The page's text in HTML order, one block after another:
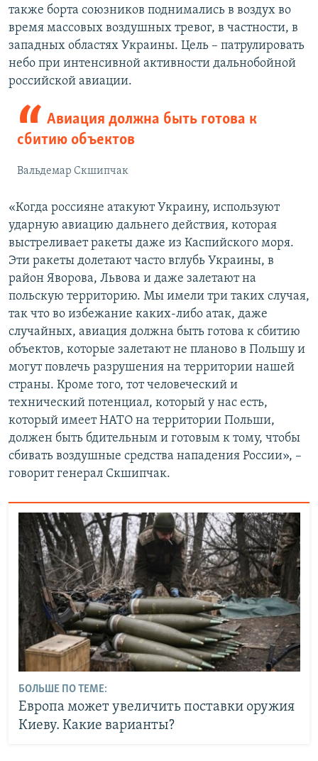
также борта союзников поднимались в воздух во
время массовых воздушных тревог, в частности, в
западных областях Украины. Цель – патрулировать
небо при интенсивной активности дальнобойной
российской авиации.
Авиация должна быть готова к
сбитию объектов
Вальдемар Скшипчак
«Когда россияне атакуют Украину, используют
ударную авиацию дальнего действия, которая
выстреливает ракеты даже из Каспийского моря.
Эти ракеты долетают часто вглубь Украины, в
район Яворова, Львова и даже залетают на
польскую территорию. Мы имели три таких случая,
так что во избежание каких-либо атак, даже
случайных, авиация должна быть готова к сбитию
объектов, которые залетают не планово в Польшу и
могут повлечь разрушения на территории нашей
страны. Кроме того, тот человеческий и
технический потенциал, который у нас есть,
который имеет НАТО на территории Польши,
должен быть бдительным и готовым к тому, чтобы
сбивать воздушные средства нападения России», –
говорит генерал Скшипчак.
БОЛЬШЕ ПО ТЕМЕ:
Европа может увеличить поставки оружия
Киеву. Какие варианты?